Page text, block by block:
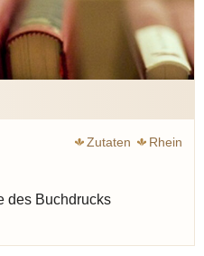
Zutaten Rhein
des Buchdrucks